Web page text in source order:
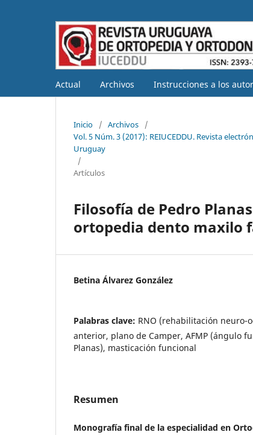
Actual Archivos Instrucciones a los
Inicio / Archivos
/
Vol. 5 Núm. 3 (2017): REIUCEDDU. Revista
Uruguay
/
Artículos
Filosofía de Pedro
ortopedia dento maxilo
Betina Álvarez González
Palabras clave: RNO (rehabilitación neuro-
anterior, plano de Camper, AFMP (ángulo
Planas), masticación funcional
Resumen
Monografía final de la especialidad en